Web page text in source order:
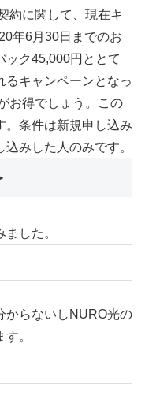
約に関して、現在キ
年6月30日までのお
ック45,000円ととて
るキャンペーンとなっ
お得でしょう。この
。条件は新規申し込み
みした人のみです。
した。
からないしNURO光の
。